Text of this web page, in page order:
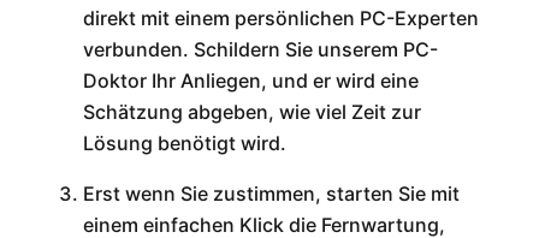
direkt mit einem persönlichen PC-Experten
verbunden. Schildern Sie unserem PC-
Doktor Ihr Anliegen, und er wird eine
Schätzung abgeben, wie viel Zeit zur
Lösung benötigt wird.
Erst wenn Sie zustimmen, starten Sie mit
einem einfachen Klick die Fernwartung,